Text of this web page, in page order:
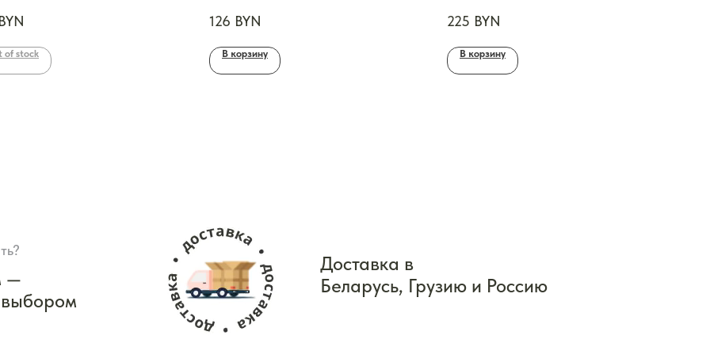
of stock
126 BYN
В корзину
225 BYN
В корзину
—
Доставка в
Беларусь, Грузию и Россию